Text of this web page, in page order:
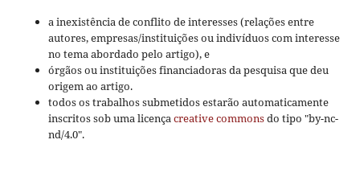
a inexistência de conflito de interesses (relações entre
autores, empresas/instituições ou indivíduos com interesse
no tema abordado pelo artigo), e
órgãos ou instituições financiadoras da pesquisa que deu
origem ao artigo.
todos os trabalhos submetidos estarão automaticamente
inscritos sob uma licençacreative commonsdo tipo "by-nc-
nd/4.0".